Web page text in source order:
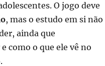
O jogo deve
, mas o estudo em si não
ainda que
como o que ele vê no